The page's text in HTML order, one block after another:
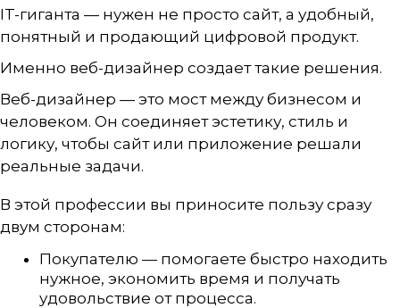
IT-гиганта — нужен не просто сайт, а удобный,
понятный и продающий цифровой продукт.
Именно веб-дизайнер создает такие решения.
Веб-дизайнер — это мост между бизнесом и
человеком. Он соединяет эстетику, стиль и
логику, чтобы сайт или приложение решали
реальные задачи.
В этой профессии вы приносите пользу сразу
двум сторонам:
Покупателю — помогаете быстро находить
нужное, экономить время и получать
удовольствие от процесса.